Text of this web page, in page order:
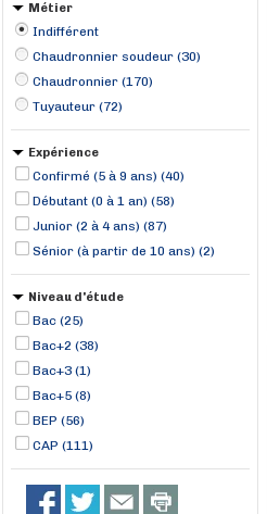
Manpower (11)
MISTERTEMP (2)
RANDSTAD (72)
SOGESTRAN (1)
Stoldt Partner Limited (1)
Métier
Indifférent
Chaudronnier soudeur (30)
Chaudronnier (170)
Tuyauteur (72)
Expérience
Confirmé (5 à 9 ans) (40)
Débutant (0 à 1 an) (58)
Junior (2 à 4 ans) (87)
Sénior (à partir de 10 ans) (2)
Niveau d'étude
Bac (25)
Bac+2 (38)
Bac+3 (1)
Bac+5 (8)
BEP (56)
CAP (111)